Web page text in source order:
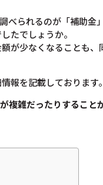
べられるのが「補助金」
たでしょうか。
が少なくなることも、
報を記載しております。
複雑だったりすること